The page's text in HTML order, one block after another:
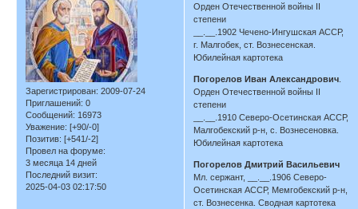
Зарегистрирован: 2009-07-24
Приглашений: 0
Сообщений: 16973
Уважение: [+90/-0]
Позитив: [+541/-2]
Провел на форуме:
3 месяца 14 дней
Последний визит:
2025-04-03 02:17:50
Орден Отечественной войны II
степени
__.__.1902 Чечено-Ингушская АССР,
г. Малгобек, ст. Вознесенская.
Юбилейная картотека
Погорелов Иван Александрович
Орден Отечественной войны II
степени
__.__.1910 Северо-Осетинская АССР,
Малгобекский р-н, с. Вознесеновка.
Юбилейная картотека
Погорелов Дмитрий Васильевич
Мл. сержант, __.__.1906 Северо-
Осетинская АССР, Мемгобекский р-н,
ст. Вознесенка. Сводная картотека